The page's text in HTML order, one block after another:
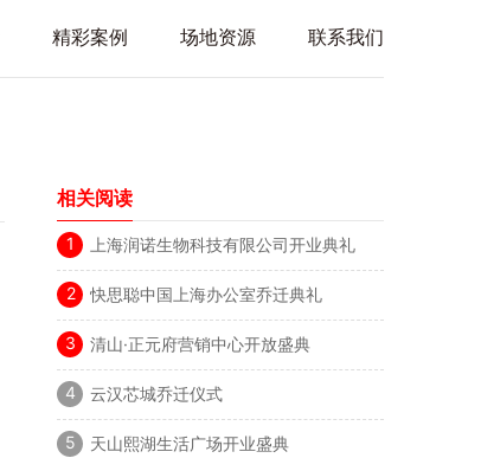
联系我们
场地资源
精彩案例
相关阅读
1 上海润诺生物科技有限公司开业典礼
2 快思聪中国上海办公室乔迁典礼
3 清山·正元府营销中心开放盛典
4 云汉芯城乔迁仪式
5 天山熙湖生活广场开业盛典